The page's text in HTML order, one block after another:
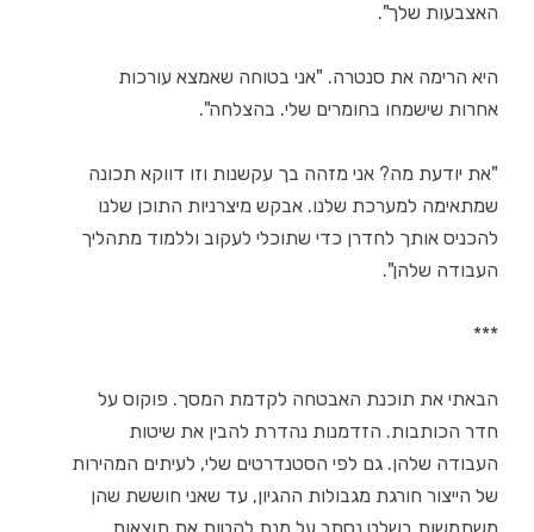
האצבעות שלך".
היא הרימה את סנטרה. "אני בטוחה שאמצא עורכות
אחרות שישמחו בחומרים שלי. בהצלחה".
"את יודעת מה? אני מזהה בך עקשנות וזו דווקא תכונה
שמתאימה למערכת שלנו. אבקש מיצרניות התוכן שלנו
להכניס אותך לחדרן כדי שתוכלי לעקוב וללמוד מתהליך
העבודה שלהן".
***
הבאתי את תוכנת האבטחה לקדמת המסך. פוקוס על
חדר הכותבות. הזדמנות נהדרת להבין את שיטות
העבודה שלהן. גם לפי הסטנדרטים שלי, לעיתים המהירות
של הייצור חורגת מגבולות ההגיון, עד שאני חוששת שהן